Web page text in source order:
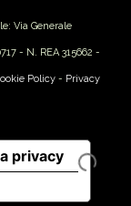
Via Generale
- N. REA 315662 -
Policy- Privacy
privacy